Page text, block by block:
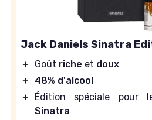
Jack Daniels Sinatra
＋ Goût riche et doux
＋
48% d'alcool
＋
Édition spéciale pour
Sinatra